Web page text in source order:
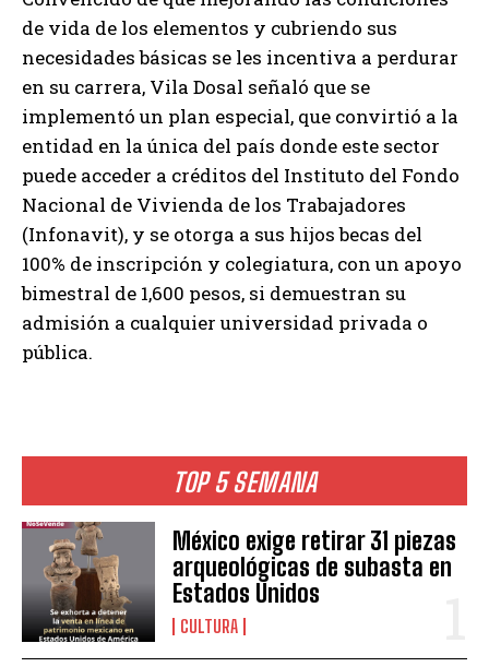
TOP 5 SEMANA
México exige retirar 31 piezas
arqueológicas de subasta en
Estados Unidos
CULTURA
de vida de los elementos y cubriendo sus
necesidades básicas se les incentiva a perdurar
en su carrera, Vila Dosal señaló que se
implementó un plan especial, que convirtió a la
entidad en la única del país donde este sector
puede acceder a créditos del Instituto del Fondo
Nacional de Vivienda de los Trabajadores
(Infonavit), y se otorga a sus hijos becas del
100% de inscripción y colegiatura, con un apoyo
bimestral de 1,600 pesos, si demuestran su
admisión a cualquier universidad privada o
pública.